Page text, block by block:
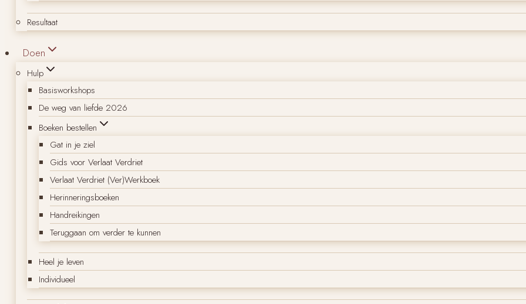
Resultaat
Doen
Hulp
Basisworkshops
De weg van liefde 2026
Boeken bestellen
Gat in je ziel
Gids voor Verlaat Verdriet
Verlaat Verdriet (Ver)Werkboek
Herinneringsboeken
Handreikingen
Teruggaan om verder te kunnen
Heel je leven
Individueel